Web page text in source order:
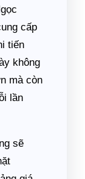
cấp
tiến
không
mà còn
lần
sẽ